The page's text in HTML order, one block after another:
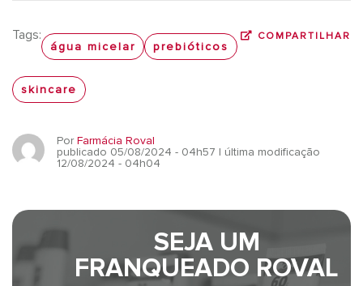
COMPARTILHAR
Tags:
água micelar prebióticos
skincare
PorFarmácia Roval
publicado 05/08/2024 - 04h57 | última modificação
12/08/2024 - 04h04
SEJA UM
FRANQUEADO ROVAL